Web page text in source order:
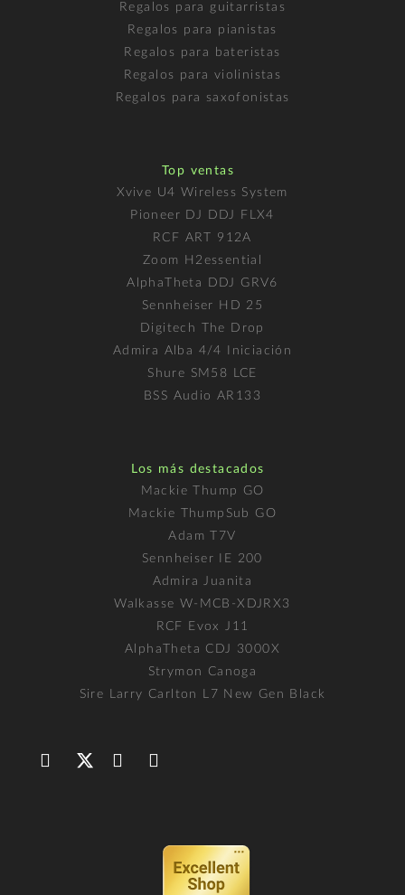
Regalos para guitarristas
Regalos para pianistas
Regalos para bateristas
Regalos para violinistas
Regalos para saxofonistas
Top ventas
Xvive U4 Wireless System
Pioneer DJ DDJ FLX4
RCF ART 912A
Zoom H2essential
AlphaTheta DDJ GRV6
Sennheiser HD 25
Digitech The Drop
Admira Alba 4/4 Iniciación
Shure SM58 LCE
BSS Audio AR133
Los más destacados
Mackie Thump GO
Mackie ThumpSub GO
Adam T7V
Sennheiser IE 200
Admira Juanita
Walkasse W-MCB-XDJRX3
RCF Evox J11
AlphaTheta CDJ 3000X
Strymon Canoga
Sire Larry Carlton L7 New Gen Black